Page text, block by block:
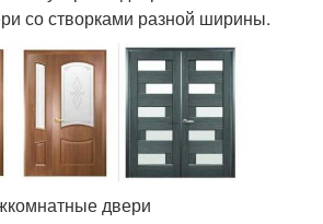
со створками разной ширины.
двери